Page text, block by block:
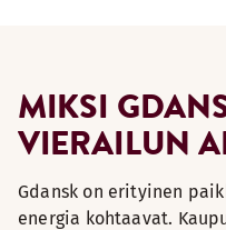
MIKSI
VIERAILUN
Gdansk on erityinen
energia kohtaavat.